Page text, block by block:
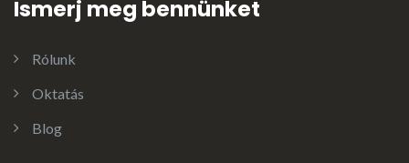
Ismerj meg bennünket
Rólunk
Oktatás
Blog